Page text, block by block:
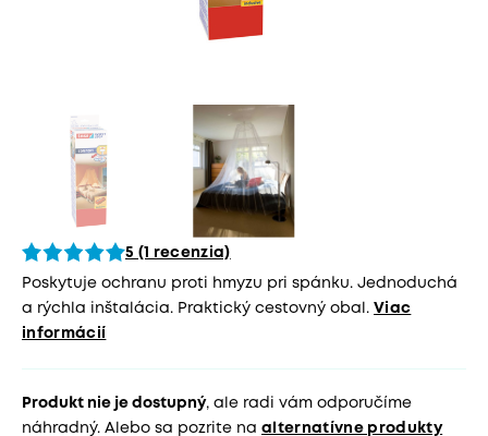
5 (1 recenzia)
Poskytuje ochranu proti hmyzu pri spánku. Jednoduchá
a rýchla inštalácia. Praktický cestovný obal. Viac
informácií
Produkt nie je dostupný, ale radi vám odporučíme
náhradný. Alebo sa pozrite na alternatívne produkty